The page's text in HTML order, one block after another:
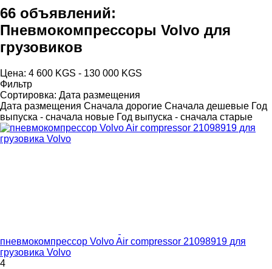
66 объявлений:
Пневмокомпрессоры Volvo для
грузовиков
Цена: 4 600 KGS - 130 000 KGS
Фильтр
Сортировка: Дата размещения
Дата размещения Сначала дорогие Сначала дешевые Год
выпуска - сначала новые Год выпуска - сначала старые
пневмокомпрессор Volvo Air compressor 21098919 для
грузовика Volvo
4